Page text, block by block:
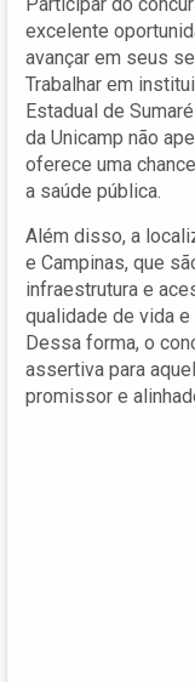
excelente
avançar em seus
Trabalhar em
Estadual de
da Unicamp não
oferece uma
a saúde pública.
Além disso, a
e Campinas, que
infraestrutura e
qualidade de vida
Dessa forma, o
assertiva para
promissor e